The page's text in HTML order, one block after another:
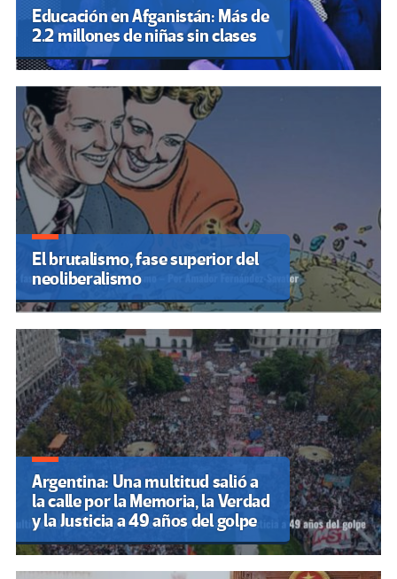
Educación en Afganistán: Más de
2.2 millones de niñas sin clases
El brutalismo, fase superior del
neoliberalismo
Argentina: Una multitud salió a
la calle por la Memoria, la Verdad
y la Justicia a 49 años del golpe